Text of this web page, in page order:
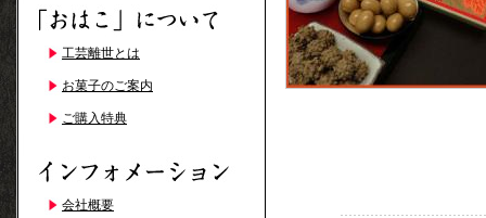
工芸離世とは
お菓子のご案内
ご購入特典
会社概要